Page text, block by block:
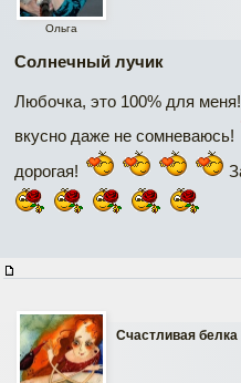
Ольга
Солнечный лучик
Любочка, это 100% для
вкусно даже не сомневаюсь!
дорогая!
Счастливая белка